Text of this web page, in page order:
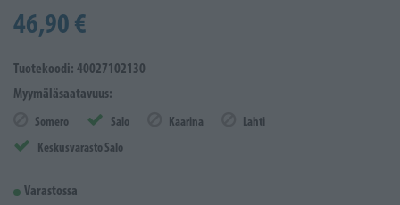
46,90 €
Tuotekoodi: 40027102130
Myymäläsaatavuus:
Somero Salo Kaarina
Lahti
Keskusvarasto Salo
Varastossa